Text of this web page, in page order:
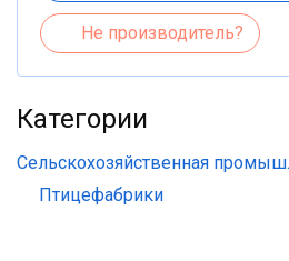
Не производитель?
Категории
Сельскохозяйственная
Птицефабрики